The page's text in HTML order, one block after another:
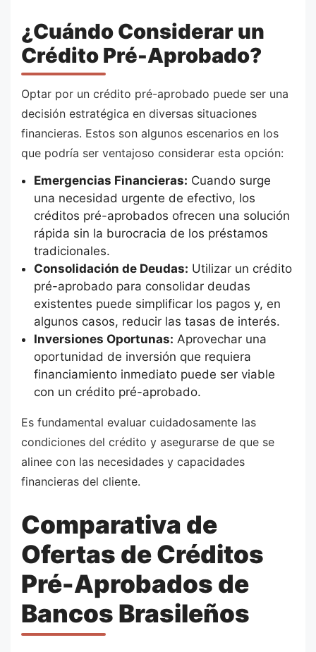
¿Cuándo Considerar un
Crédito Pré-Aprobado?
Optar por un crédito pré-aprobado puede ser una
decisión estratégica en diversas situaciones
financieras. Estos son algunos escenarios en los
que podría ser ventajoso considerar esta opción:
Emergencias Financieras: Cuando surge
una necesidad urgente de efectivo, los
créditos pré-aprobados ofrecen una solución
rápida sin la burocracia de los préstamos
tradicionales.
Consolidación de Deudas: Utilizar un crédito
pré-aprobado para consolidar deudas
existentes puede simplificar los pagos y, en
algunos casos, reducir las tasas de interés.
Inversiones Oportunas: Aprovechar una
oportunidad de inversión que requiera
financiamiento inmediato puede ser viable
con un crédito pré-aprobado.
Es fundamental evaluar cuidadosamente las
condiciones del crédito y asegurarse de que se
alinee con las necesidades y capacidades
financieras del cliente.
Comparativa de
Ofertas de Créditos
Pré-Aprobados de
Bancos Brasileños